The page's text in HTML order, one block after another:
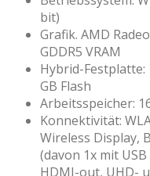
bit)
Grafik. AMD
GDDR5 VRAM
Hybrid-Festplatte:
GB Flash
Arbeitsspeicher:
Konnektivität:
Wireless Display,
(davon 1x mit
HDMI-out, UHD-